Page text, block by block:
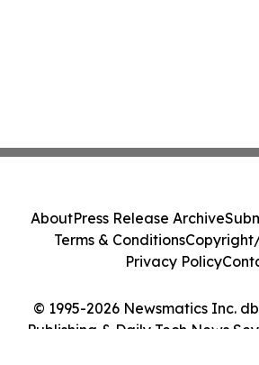
© 1995-2026 Newsmatics Inc.
Publishing & Daily Tech News
AboutPress Release Archive
Terms & Conditions
Privacy Policy